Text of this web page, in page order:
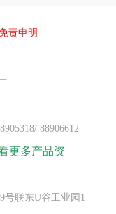
责申明
88906612
更多产品资
号联东U谷工业园1